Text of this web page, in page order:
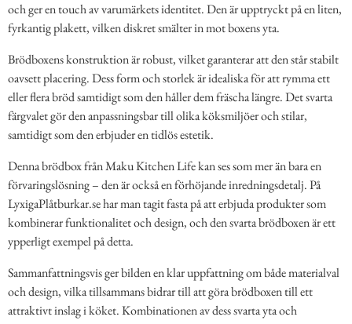
och ger en touch av varumärkets identitet. Den är upptryckt på en liten,
fyrkantig plakett, vilken diskret smälter in mot boxens yta.
Brödboxens konstruktion är robust, vilket garanterar att den står stabilt
oavsett placering. Dess form och storlek är idealiska för att rymma ett
eller flera bröd samtidigt som den håller dem fräscha längre. Det svarta
färgvalet gör den anpassningsbar till olika köksmiljöer och stilar,
samtidigt som den erbjuder en tidlös estetik.
Denna brödbox från Maku Kitchen Life kan ses som mer än bara en
förvaringslösning – den är också en förhöjande inredningsdetalj. På
LyxigaPlåtburkar.se har man tagit fasta på att erbjuda produkter som
kombinerar funktionalitet och design, och den svarta brödboxen är ett
ypperligt exempel på detta.
Sammanfattningsvis ger bilden en klar uppfattning om både materialval
och design, vilka tillsammans bidrar till att göra brödboxen till ett
attraktivt inslag i köket. Kombinationen av dess svarta yta och